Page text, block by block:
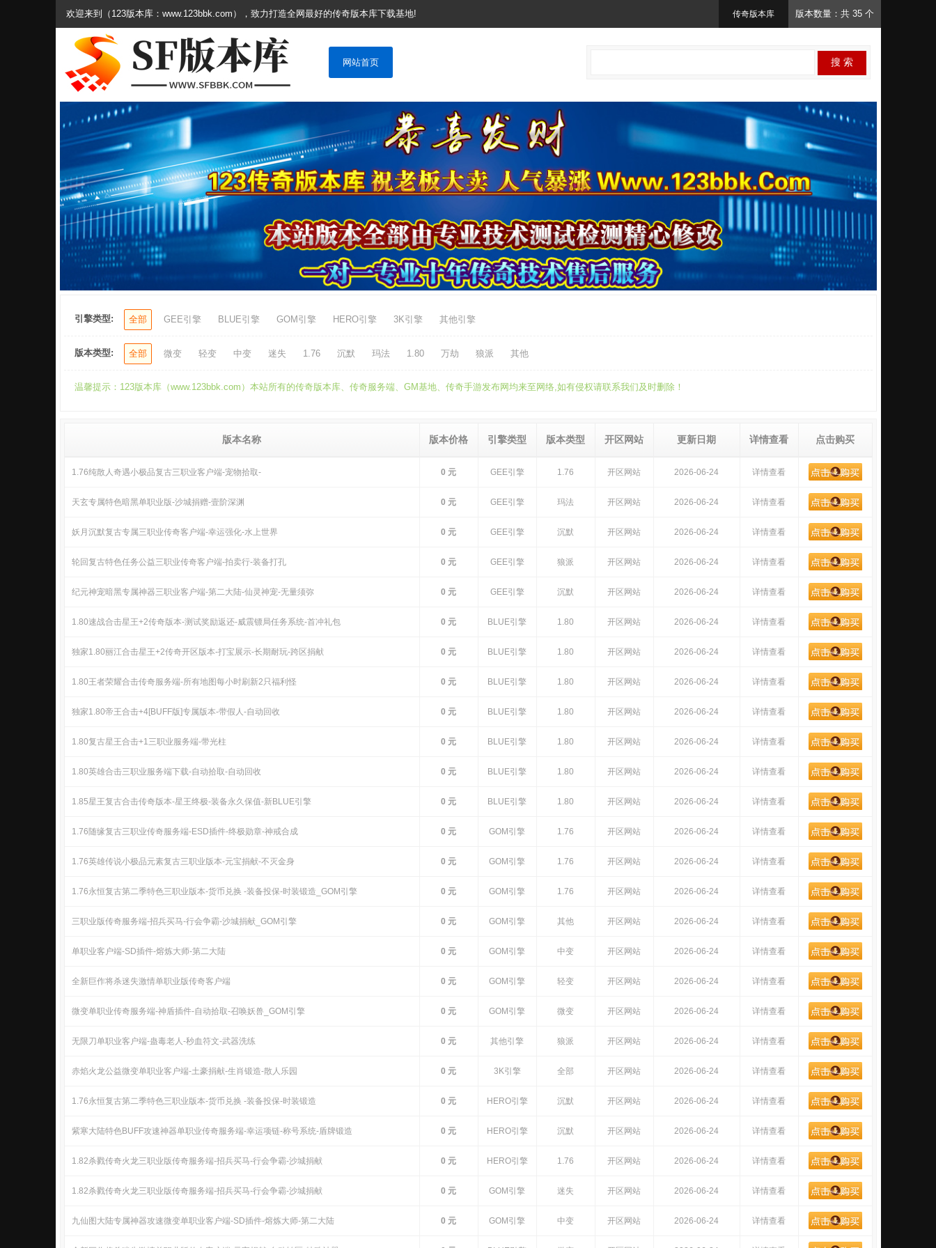
欢迎来到（123版本库：www.123bbk.com），致力打造全网最好的传奇版本库下载基地! 版本数量：共 35 个
网站首页 搜 索
引擎类型: 全部 GEE引擎 BLUE引擎 GOM引擎 HERO引擎 3K引擎 其他引擎
版本类型: 全部 微变 轻变 中变 迷失 1.76 沉默 玛法 1.80 万劫 狼派 其他
温馨提示：123版本库（www.123bbk.com）本站所有的传奇版本库、传奇服务端、GM基地、传奇手游发布网均来至网络,如有侵权请联系我们及时删除！
版本名称 版本价格 引擎类型 版本类型 开区网站 更新日期 详情查看 点击购买
1.76纯散人奇遇小极品复古三职业客户端-宠物拾取- 0 元 GEE引擎 1.76 开区网站 2026-06-24 详情查看
天玄专属特色暗黑单职业版-沙城捐赠-壹阶深渊 0 元 GEE引擎 玛法 开区网站 2026-06-24 详情查看
妖月沉默复古专属三职业传奇客户端-幸运强化-水上世界 0 元 GEE引擎 沉默 开区网站 2026-06-24 详情查看
轮回复古特色任务公益三职业传奇客户端-拍卖行-装备打孔 0 元 GEE引擎 狼派 开区网站 2026-06-24 详情查看
纪元神宠暗黑专属神器三职业客户端-第二大陆-仙灵神宠-无量须弥 0 元 GEE引擎 沉默 开区网站 2026-06-24 详情查看
1.80速战合击星王+2传奇版本-测试奖励返还-威震镖局任务系统-首冲礼包 0 元 BLUE引擎 1.80 开区网站 2026-06-24 详情查看
独家1.80丽江合击星王+2传奇开区版本-打宝展示-长期耐玩-跨区捐献 0 元 BLUE引擎 1.80 开区网站 2026-06-24 详情查看
1.80王者荣耀合击传奇服务端-所有地图每小时刷新2只福利怪 0 元 BLUE引擎 1.80 开区网站 2026-06-24 详情查看
独家1.80帝王合击+4[BUFF版]专属版本-带假人-自动回收 0 元 BLUE引擎 1.80 开区网站 2026-06-24 详情查看
1.80复古星王合击+1三职业服务端-带光柱 0 元 BLUE引擎 1.80 开区网站 2026-06-24 详情查看
1.80英雄合击三职业服务端下载-自动拾取-自动回收 0 元 BLUE引擎 1.80 开区网站 2026-06-24 详情查看
1.85星王复古合击传奇版本-星王终极-装备永久保值-新BLUE引擎 0 元 BLUE引擎 1.80 开区网站 2026-06-24 详情查看
1.76随缘复古三职业传奇服务端-ESD插件-终极勋章-神戒合成 0 元 GOM引擎 1.76 开区网站 2026-06-24 详情查看
1.76英雄传说小极品元素复古三职业版本-元宝捐献-不灭金身 0 元 GOM引擎 1.76 开区网站 2026-06-24 详情查看
1.76永恒复古第二季特色三职业版本-货币兑换 -装备投保-时装锻造_GOM引擎 0 元 GOM引擎 1.76 开区网站 2026-06-24 详情查看
三职业版传奇服务端-招兵买马-行会争霸-沙城捐献_GOM引擎 0 元 GOM引擎 其他 开区网站 2026-06-24 详情查看
单职业客户端-SD插件-熔炼大师-第二大陆 0 元 GOM引擎 中变 开区网站 2026-06-24 详情查看
全新巨作将杀迷失激情单职业版传奇客户端 0 元 GOM引擎 轻变 开区网站 2026-06-24 详情查看
微变单职业传奇服务端-神盾插件-自动拾取-召唤妖兽_GOM引擎 0 元 GOM引擎 微变 开区网站 2026-06-24 详情查看
无限刀单职业客户端-蛊毒老人-秒血符文-武器洗练 0 元 其他引擎 狼派 开区网站 2026-06-24 详情查看
赤焰火龙公益微变单职业客户端-土豪捐献-生肖锻造-散人乐园 0 元 3K引擎 全部 开区网站 2026-06-24 详情查看
1.76永恒复古第二季特色三职业版本-货币兑换 -装备投保-时装锻造 0 元 HERO引擎 沉默 开区网站 2026-06-24 详情查看
紫寒大陆特色BUFF攻速神器单职业传奇服务端-幸运项链-称号系统-盾牌锻造 0 元 HERO引擎 沉默 开区网站 2026-06-24 详情查看
1.82杀戮传奇火龙三职业版传奇服务端-招兵买马-行会争霸-沙城捐献 0 元 HERO引擎 1.76 开区网站 2026-06-24 详情查看
1.82杀戮传奇火龙三职业版传奇服务端-招兵买马-行会争霸-沙城捐献 0 元 GOM引擎 迷失 开区网站 2026-06-24 详情查看
九仙图大陆专属神器攻速微变单职业客户端-SD插件-熔炼大师-第二大陆 0 元 GOM引擎 中变 开区网站 2026-06-24 详情查看
传奇版本库